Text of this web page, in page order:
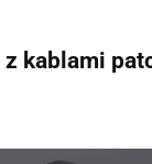
kablami